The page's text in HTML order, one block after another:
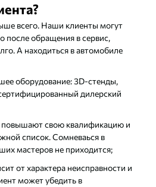
всего. Наши клиенты могут
после обращения в сервис,
А находиться в автомобиле
оборудование: 3D-стенды,
дилерский
повышают свою квалификацию и
список. Сомневаься в
мастеров не приходится;
от характера неисправности и
может убедить в